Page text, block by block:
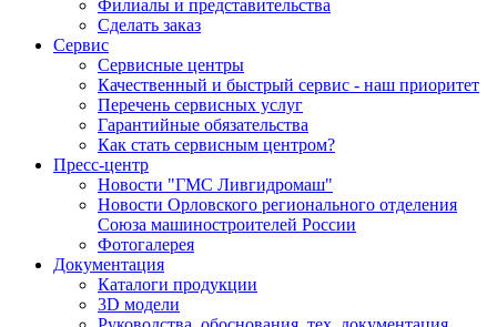
Филиалы и представительства
Сделать заказ
Сервис
Сервисные центры
Качественный и быстрый сервис - наш приоритет
Перечень сервисных услуг
Гарантийные обязательства
Как стать сервисным центром?
Пресс-центр
Новости "ГМС Ливгидромаш"
Новости Орловского регионального отделения
Союза машиностроителей России
Фотогалерея
Документация
Каталоги продукции
3D модели